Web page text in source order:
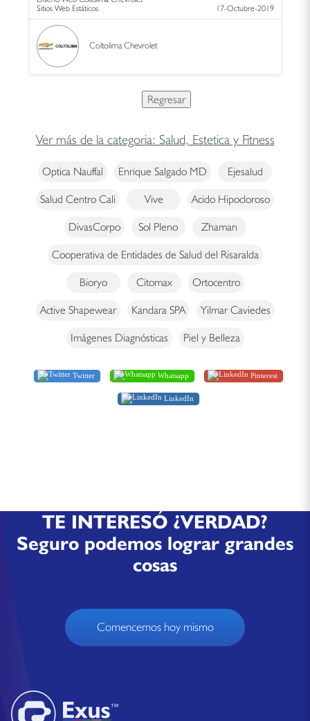
Sitios Web Estáticos
17-Octubre-2019
Coltolima Chevrolet
Ver más de la categoria: Salud, Estetica y Fitness
Optica Nauffal Enrique Salgado MD Ejesalud
Salud Centro Cali Vive Acido Hipocloroso
DivasCorpo Sol Pleno Zhaman
Cooperativa de Entidades de Salud del Risaralda
Bioryo Citomax Ortocentro
Active Shapewear Kandara SPA Yilmar Caviedes
Imágenes Diagnósticas Piel y Belleza
Twitter Whatsapp Pinterest
LinkedIn
TE INTERESÓ ¿VERDAD?
Seguro podemos lograr grandes
cosas
Comencemos hoy mismo